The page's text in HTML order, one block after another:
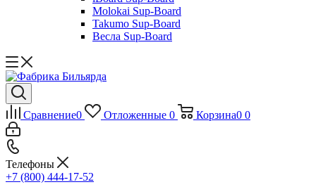
Molokai Sup-Board
Takumo Sup-Board
Весла Sup-Board
Сравнение0 Отложенные 0 Корзина0 0
Телефоны
+7 (800) 444-17-52